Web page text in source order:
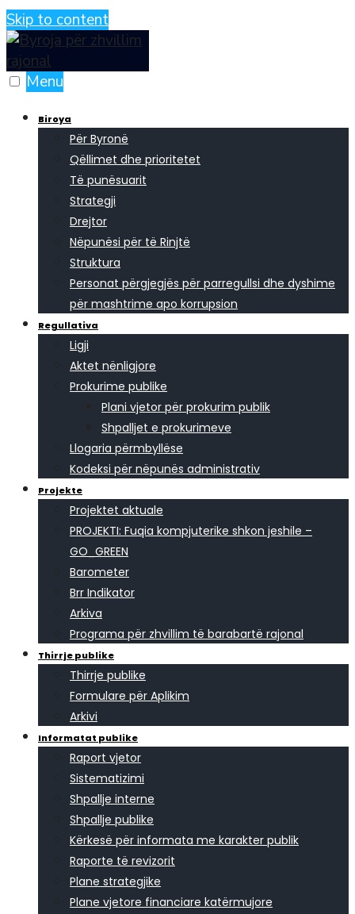
Skip to content
Menu
Biroya
Për Byronë
Qëllimet dhe prioritetet
Të punësuarit
Strategji
Drejtor
Nëpunësi për të Rinjtë
Struktura
Personat përgjegjës për parregullsi dhe dyshime
për mashtrime apo korrupsion
Regullativa
Ligji
Aktet nënligjore
Prokurime publike
Plani vjetor për prokurim publik
Shpalljet e prokurimeve
Llogaria përmbyllëse
Kodeksi për nëpunës administrativ
Projekte
Projektet aktuale
PROJEKTI: Fuqia kompjuterike shkon jeshile –
GO_GREEN
Barometer
Brr Indikator
Arkiva
Programa për zhvillim të barabartë rajonal
Thirrje publike
Thirrje publike
Formulare për Aplikim
Arkivi
Informatat publike
Raport vjetor
Sistematizimi
Shpallje interne
Shpallje publike
Kërkesë për informata me karakter publik
Raporte të revizorit
Plane strategjike
Plane vjetore financiare katërmujore